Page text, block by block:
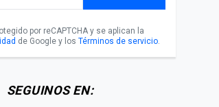
por reCAPTCHA y se aplican la
de Google y los Términos de servicio.
SEGUINOS EN: